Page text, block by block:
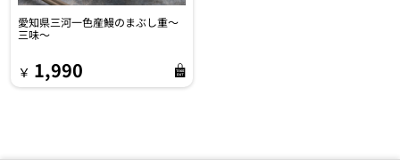
愛知県三河一色産鰻のまぶし重～
三味～
￥ 1,990